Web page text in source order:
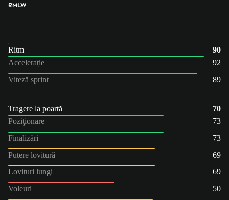
RMLW
Ritm
90
Accelerație
92
Viteză sprint
89
Tragere la poartă
70
Poziţionare
73
Finalizări
73
Putere lovitură
69
Lovituri lungi
69
Voleuri
50